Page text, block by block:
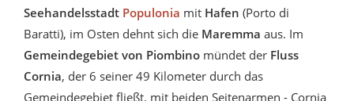
Seehandelsstadt Populonia mit Hafen (Porto di
Baratti), im Osten dehnt sich die Maremma aus. Im
Gemeindegebiet von Piombino mündet der Fluss
Cornia, der 6 seiner 49 Kilometer durch das
Gemeindegebiet fließt, mit beiden Seitenarmen - Cornia